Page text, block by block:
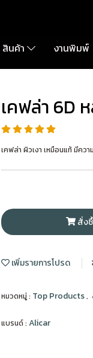
สินค้า งานพิมพ์
เคฟล่า 6D
เคฟล่า ผิวเงา เหมือนแท้ มีคว
สั่ง
เพิ่มรายการโปรด
หมวดหมู่ : Top Products,
แบรนด์ : Alicar